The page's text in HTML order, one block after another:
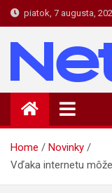
Skip
to
content
piatok, 7 augusta,
Netacik
Novinky a
Home
Novinky
Vďaka internetu